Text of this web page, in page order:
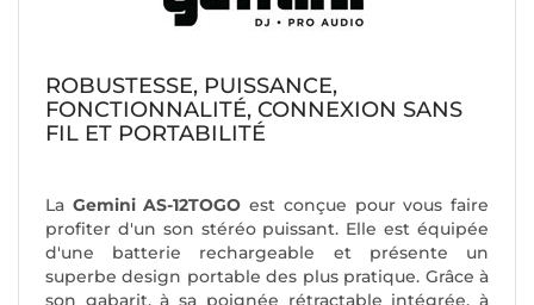
ROBUSTESSE, PUISSANCE,
FONCTIONNALITÉ, CONNEXION SANS
FIL ET PORTABILITÉ
La Gemini AS-12TOGO est conçue pour vous faire
profiter d'un son stéréo puissant. Elle est équipée
d'une batterie rechargeable et présente un
superbe design portable des plus pratique. Grâce à
son gabarit, à sa poignée rétractable intégrée, à